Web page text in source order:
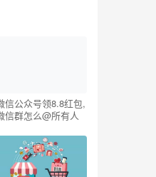
信公众号领8.8红包,
信群怎么@所有人